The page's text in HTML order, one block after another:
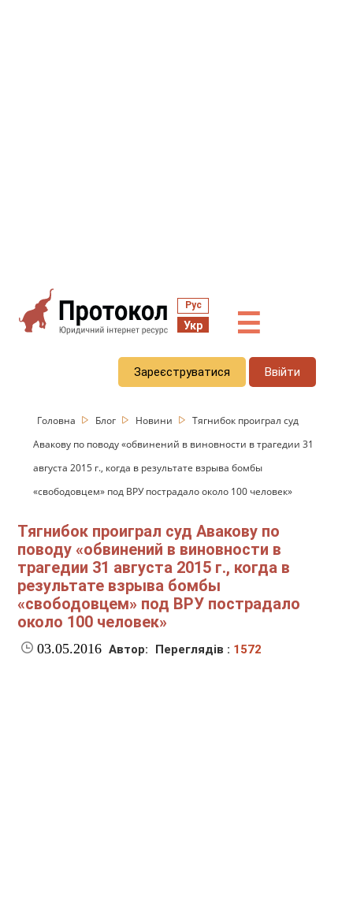
Рус
Укр ☰
Зареєструватися Ввійти
Головна Блог Новини
Тягнибок проиграл суд
Авакову по поводу «обвинений в виновности в трагедии 31
августа 2015 г., когда в результате взрыва бомбы
«свободовцем» под ВРУ пострадало около 100 человек»
Тягнибок проиграл суд Авакову по
поводу «обвинений в виновности в
трагедии 31 августа 2015 г., когда в
результате взрыва бомбы
«свободовцем» под ВРУ пострадало
около 100 человек»
03.05.2016 Автор: Переглядів : 1572